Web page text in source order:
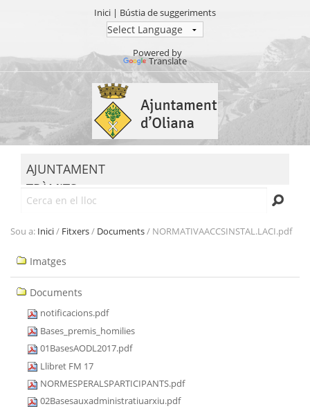
Inici | Bústia de suggeriments
Powered by
Translate
contingut.
Salta
AJUNTAMENT
TRÀMITS
SEU ELECTRÒNICA
TRANSPARÈNCIA
Sou a: Inici/ Fitxers/ Documents/ NORMATIVAACCSINSTAL.LACI.pdf
Navegació
Imatges
Documents
notificacions.pdf
Bases_premis_homilies
01BasesAODL2017.pdf
Llibret FM 17
NORMESPERALSPARTICIPANTS.pdf
02Basesauxadministratiuarxiu.pdf